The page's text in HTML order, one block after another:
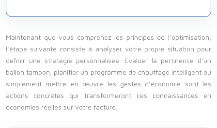
Maintenant que vous comprenez les principes de l’optimisation,
l’étape suivante consiste à analyser votre propre situation pour
définir une stratégie personnalisée. Évaluer la pertinence d’un
ballon tampon, planifier un programme de chauffage intelligent ou
simplement mettre en œuvre les gestes d’économie sont les
actions concrètes qui transformeront ces connaissances en
économies réelles sur votre facture.